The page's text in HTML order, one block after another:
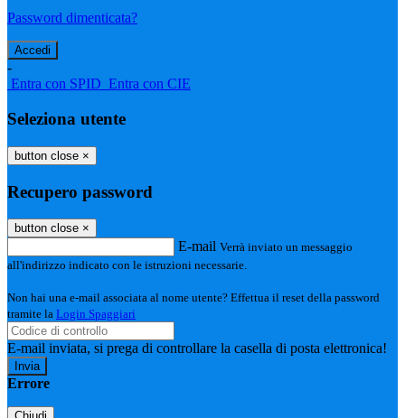
Password dimenticata?
-
Entra con SPID Entra con CIE
Seleziona utente
button close ×
Recupero password
button close ×
E-mail Verrà inviato un messaggio
all'indirizzo indicato con le istruzioni necessarie.
Non hai una e-mail associata al nome utente? Effettua il reset della password
tramite la Login Spaggiari
E-mail inviata, si prega di controllare la casella di posta elettronica!
Errore